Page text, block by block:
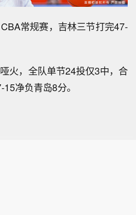
常规赛，吉林三节打完47-
火，全队单节24投仅3中，合
净负青岛8分。